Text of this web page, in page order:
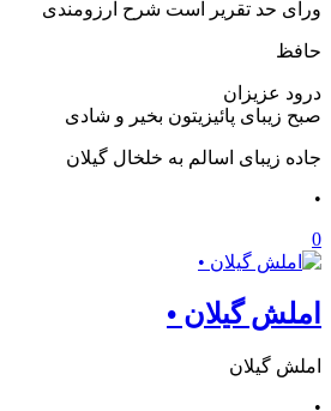
ورای حد تقریر است شرح آرزومندی
حافظ
درود عزیزان
صبح زیبای پائیزیتون بخیر و شادی
جاده زیبای اسالم به خلخال گیلان
•
0
املش گیلان •
املش گیلان
•